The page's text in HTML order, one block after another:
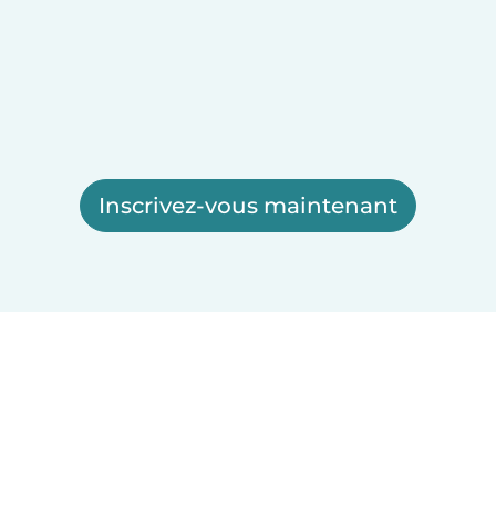
Inscrivez-vous maintenant